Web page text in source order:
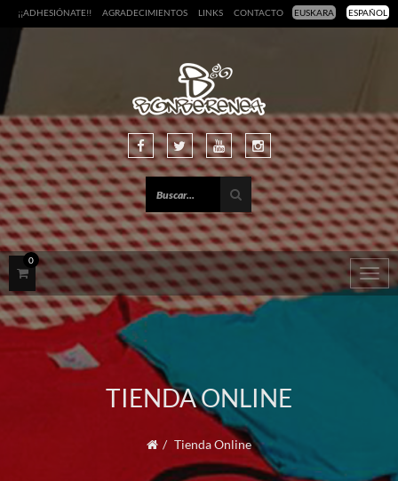
EUSKARA ESPAÑOL
¡¡ADHESIÓNATE!! AGRADECIMIENTOS LINKS CONTACTO
0
TIENDA ONLINE
Tienda Online